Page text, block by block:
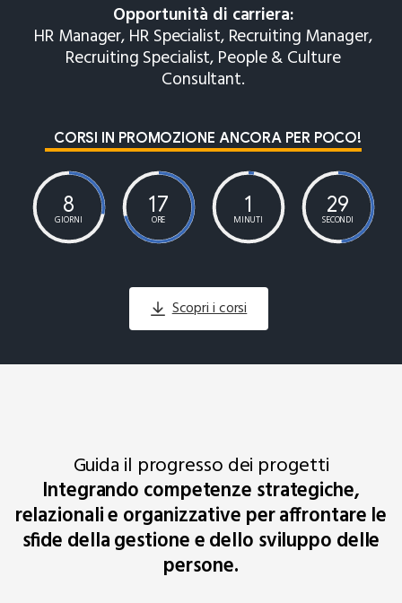
Opportunità di carriera:
HR Manager, HR Specialist, Recruiting Manager,
Recruiting Specialist, People & Culture
Consultant.
CORSI IN PROMOZIONE ANCORA PER POCO!
8
GIORNI
17
ORE
1
MINUTI
28
SECONDI
Scopri i corsi
Guida il progresso dei progetti
Integrando competenze strategiche,
relazionali e organizzative per affrontare le
sfide della gestione e dello sviluppo delle
persone.